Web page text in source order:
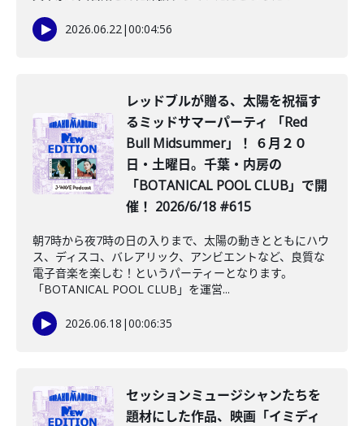
2026.06.22|00:04:56
レッドブルが贈る、太陽を祝福す
るミッドサマーパーティ 「Red
Bull Midsummer」！ ６月２０
日・土曜日。千葉・内房の
「BOTANICAL POOL CLUB」で開
催！ 2026/6/18 #615
朝7時から夜7時の日の入りまで、太陽の動きとともにハウ
ス、ディスコ、バレアリック、アンビエントなど、良質な
電子音楽を楽しむ！というパーティーとなります。
「BOTANICAL POOL CLUB」を運営...
2026.06.18 |00:06:35
セッションミュージシャンたちを
題材にした作品、映画「イミディ